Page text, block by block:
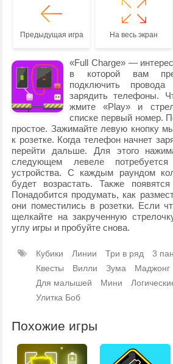
Предыдущая игра На весь экран
«Full Charge» —
в которой вам
подключить
зарядить телефоны.
жмите «Play» и
списке первый номер.
простое. Зажимайте левую кнопку
к розетке. Когда телефон начнет
перейти дальше. Для этого
следующем левеле
устройства. С каждым раундом
будет возрастать. Также
Понадобится продумать, как
они поместились в розетки. Если
щелкайте на закрученную
углу игры и пробуйте снова.
Кубики Линии Три в ряд 3
Квесты
Вилли Зума Маджонг
Для малышей
Мини
Улитка Боб
Похожие игры